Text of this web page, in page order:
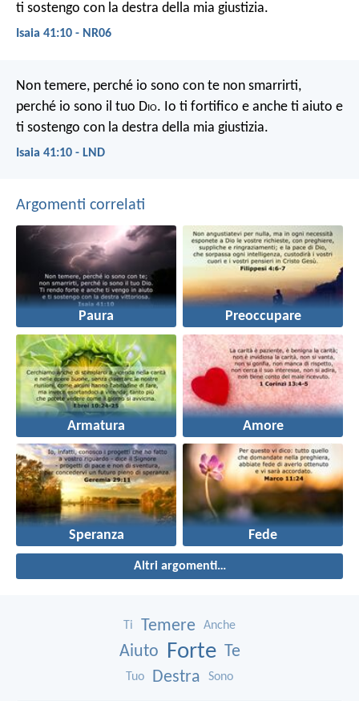
ti sostengo con la destra della mia giustizia.
Isaia 41:10 - NR06
Non temere, perché io sono con te non smarrirti,
perché io sono il tuo Dio. Io ti fortifico e anche ti aiuto e
ti sostengo con la destra della mia giustizia.
Isaia 41:10 - LND
Argomenti correlati
Paura Preoccupare
Armatura Amore
Speranza Fede
Altri argomenti…
Ti Temere Anche
Aiuto Forte Te
Tuo Destra Sono